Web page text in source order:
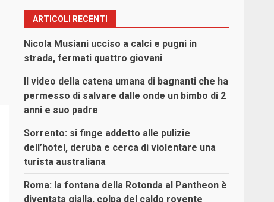
ARTICOLI RECENTI
Nicola Musiani ucciso a calci e pugni in
strada, fermati quattro giovani
Il video della catena umana di bagnanti che ha
permesso di salvare dalle onde un bimbo di 2
anni e suo padre
Sorrento: si finge addetto alle pulizie
dell’hotel, deruba e cerca di violentare una
turista australiana
Roma: la fontana della Rotonda al Pantheon è
diventata gialla, colpa del caldo rovente